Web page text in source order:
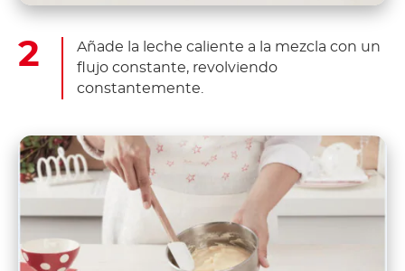
Añade la leche caliente a la mezcla con un
flujo constante, revolviendo
constantemente.